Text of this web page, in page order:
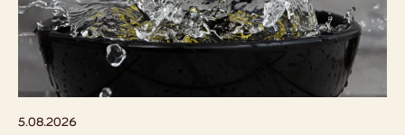
5.08.2026